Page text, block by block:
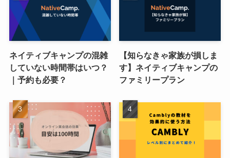
ネイティブキャンプの混雑
していない時間帯はいつ？
｜予約も必要？
【知らなきゃ家族が損しま
す】ネイティブキャンプの
ファミリープラン